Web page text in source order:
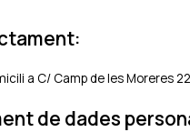
a C/ Camp de les Moreres
de dades